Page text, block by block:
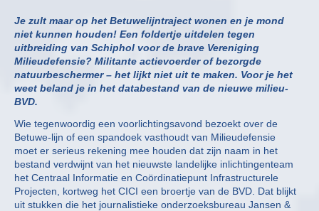
Je zult maar op het Betuwelijntraject wonen en je mond
niet kunnen houden! Een foldertje uitdelen tegen
uitbreiding van Schiphol voor de brave Vereniging
Milieudefensie? Militante actievoerder of bezorgde
natuurbeschermer – het lijkt niet uit te maken. Voor je het
weet beland je in het databestand van de nieuwe milieu-
BVD.
Wie tegenwoordig een voorlichtingsavond bezoekt over de
Betuwe-lijn of een spandoek vasthoudt van Milieudefensie
moet er serieus rekening mee houden dat zijn naam in het
bestand verdwijnt van het nieuwste landelijke inlichtingenteam
het Centraal Informatie en Coördinatiepunt Infrastructurele
Projecten, kortweg het CICI een broertje van de BVD. Dat blijkt
uit stukken die het journalistieke onderzoeksbureau Jansen &